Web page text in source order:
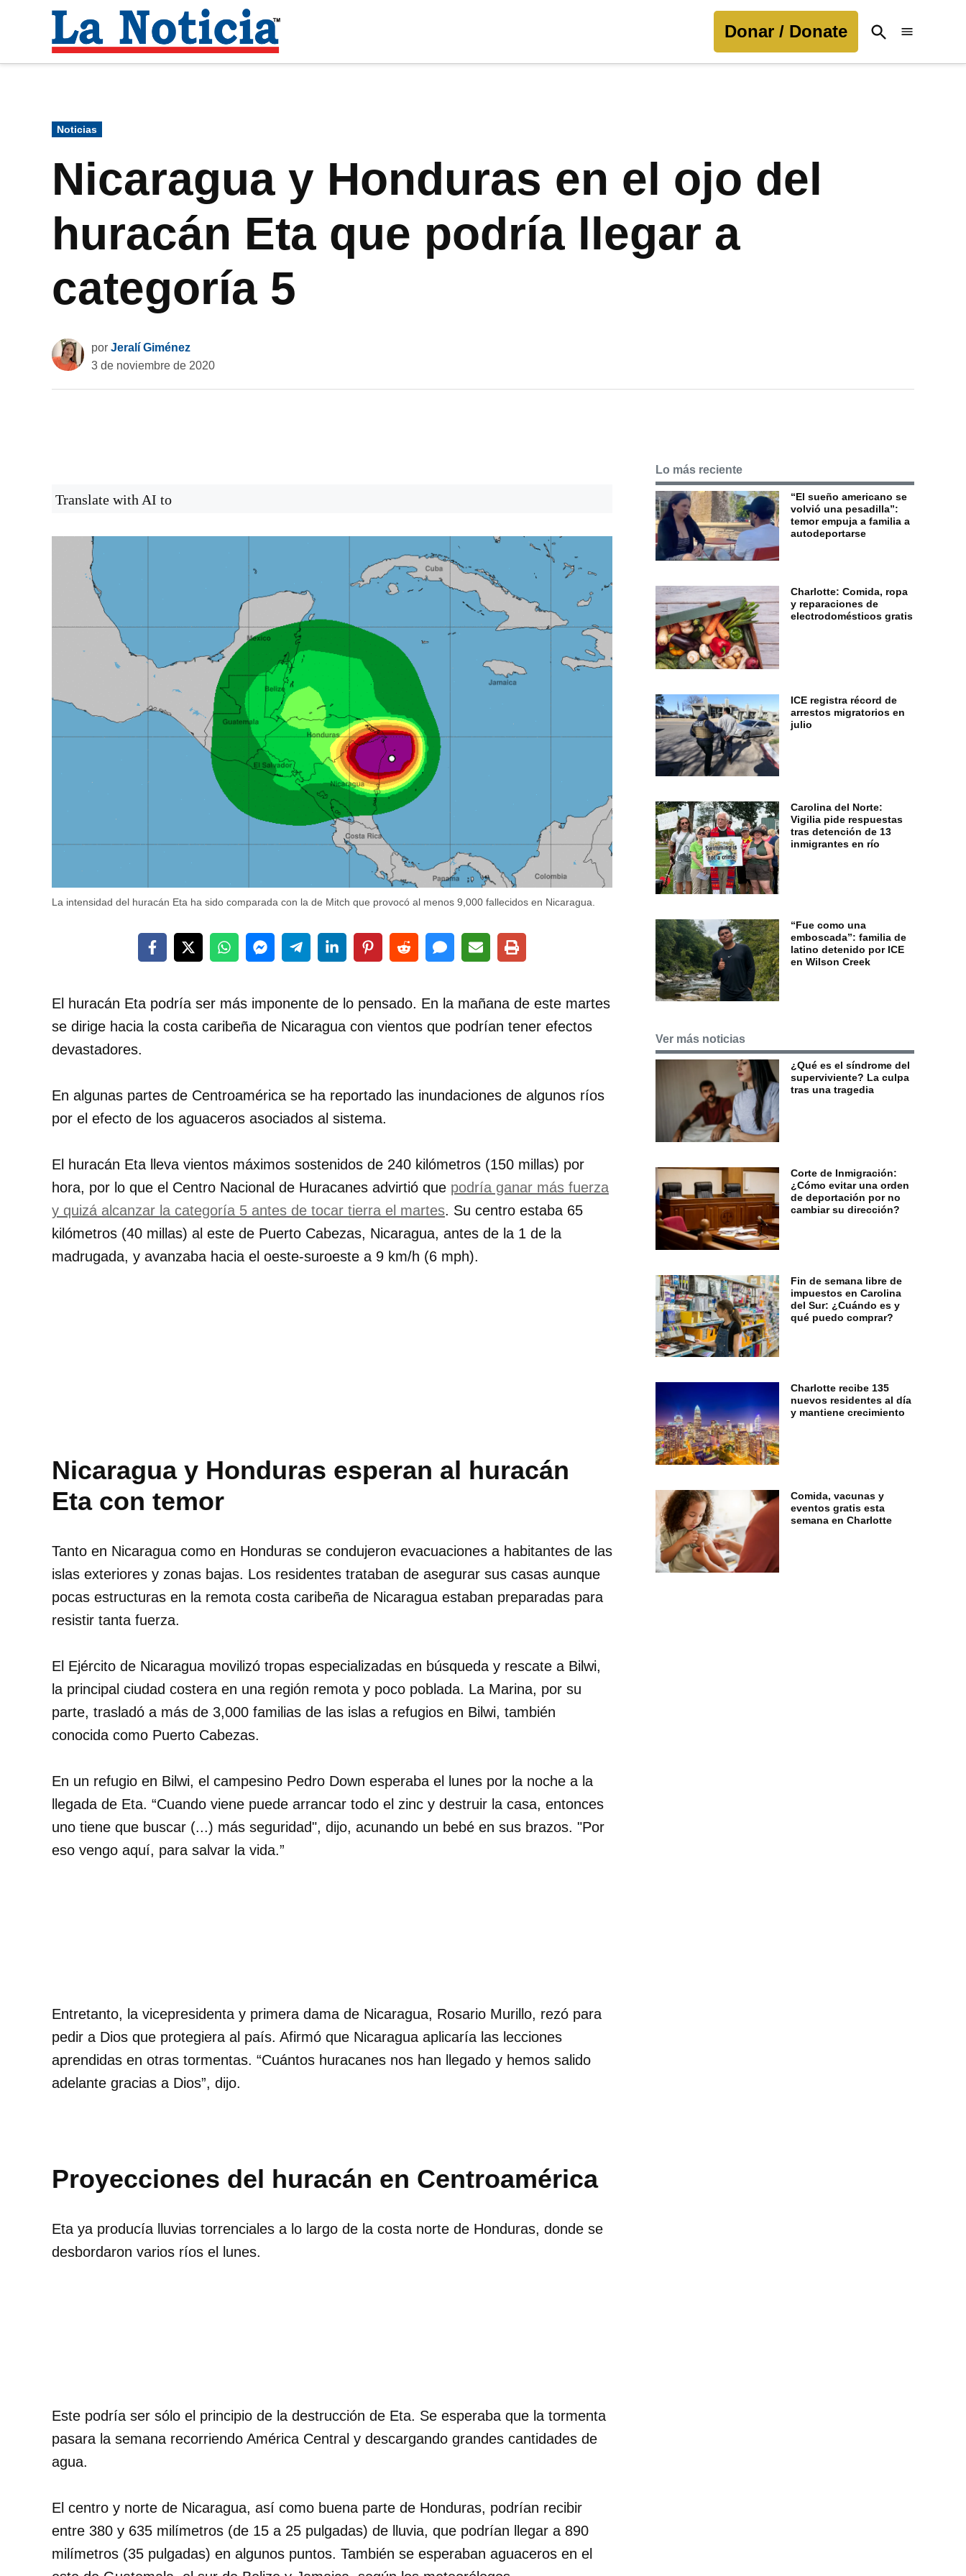
contenido
Noticia
Donar / Donate
Open
Search
Publicado
en
Noticias
Nicaragua y Honduras en el ojo del
huracán Eta que podría llegar a
categoría 5
por Jeralí Giménez
3 de noviembre de 2020
Translate with AI to
La intensidad del huracán Eta ha sido comparada con la de Mitch que provocó al menos 9,000 fallecidos en Nicaragua.
El huracán Eta podría ser más imponente de lo pensado. En la mañana de este martes
se dirige hacia la costa caribeña de Nicaragua con vientos que podrían tener efectos
devastadores.
En algunas partes de Centroamérica se ha reportado las inundaciones de algunos ríos
por el efecto de los aguaceros asociados al sistema.
El huracán Eta lleva vientos máximos sostenidos de 240 kilómetros (150 millas) por
hora, por lo que el Centro Nacional de Huracanes advirtió que podría ganar más fuerza
y quizá alcanzar la categoría 5 antes de tocar tierra el martes. Su centro estaba 65
kilómetros (40 millas) al este de Puerto Cabezas, Nicaragua, antes de la 1 de la
madrugada, y avanzaba hacia el oeste-suroeste a 9 km/h (6 mph).
Nicaragua y Honduras esperan al huracán
Eta con temor
Tanto en Nicaragua como en Honduras se condujeron evacuaciones a habitantes de las
islas exteriores y zonas bajas. Los residentes trataban de asegurar sus casas aunque
pocas estructuras en la remota costa caribeña de Nicaragua estaban preparadas para
resistir tanta fuerza.
El Ejército de Nicaragua movilizó tropas especializadas en búsqueda y rescate a Bilwi,
la principal ciudad costera en una región remota y poco poblada. La Marina, por su
parte, trasladó a más de 3,000 familias de las islas a refugios en Bilwi, también
conocida como Puerto Cabezas.
En un refugio en Bilwi, el campesino Pedro Down esperaba el lunes por la noche a la
llegada de Eta. “Cuando viene puede arrancar todo el zinc y destruir la casa, entonces
uno tiene que buscar (...) más seguridad", dijo, acunando un bebé en sus brazos. "Por
eso vengo aquí, para salvar la vida.”
Entretanto, la vicepresidenta y primera dama de Nicaragua, Rosario Murillo, rezó para
pedir a Dios que protegiera al país. Afirmó que Nicaragua aplicaría las lecciones
aprendidas en otras tormentas. “Cuántos huracanes nos han llegado y hemos salido
adelante gracias a Dios”, dijo.
Proyecciones del huracán en Centroamérica
Eta ya producía lluvias torrenciales a lo largo de la costa norte de Honduras, donde se
desbordaron varios ríos el lunes.
Este podría ser sólo el principio de la destrucción de Eta. Se esperaba que la tormenta
pasara la semana recorriendo América Central y descargando grandes cantidades de
agua.
El centro y norte de Nicaragua, así como buena parte de Honduras, podrían recibir
entre 380 y 635 milímetros (de 15 a 25 pulgadas) de lluvia, que podrían llegar a 890
milímetros (35 pulgadas) en algunos puntos. También se esperaban aguaceros en el
Lo más reciente
“El sueño americano se
volvió una pesadilla”:
temor empuja a familia a
autodeportarse
Charlotte: Comida, ropa
y reparaciones de
electrodomésticos gratis
ICE registra récord de
arrestos migratorios en
julio
Carolina del Norte:
Vigilia pide respuestas
tras detención de 13
inmigrantes en río
“Fue como una
emboscada”: familia de
latino detenido por ICE
en Wilson Creek
Ver más noticias
¿Qué es el síndrome del
superviviente? La culpa
tras una tragedia
Corte de Inmigración:
¿Cómo evitar una orden
de deportación por no
cambiar su dirección?
Fin de semana libre de
impuestos en Carolina
del Sur: ¿Cuándo es y
qué puedo comprar?
Charlotte recibe 135
nuevos residentes al día
y mantiene crecimiento
Comida, vacunas y
eventos gratis esta
semana en Charlotte